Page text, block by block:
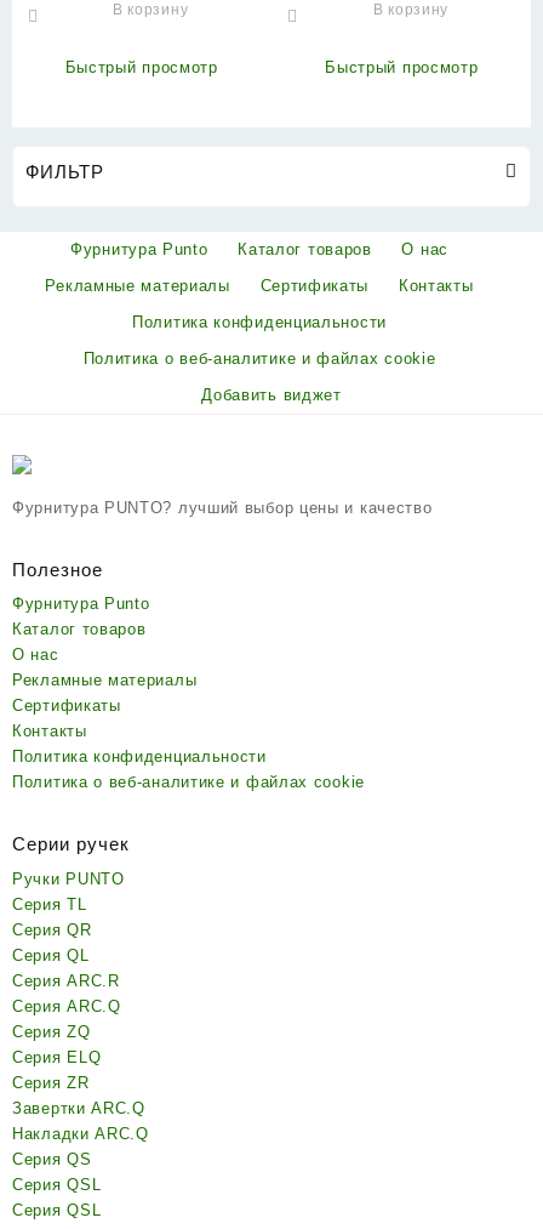
В корзину
Быстрый просмотр
золото
В корзину
Быстрый просмотр
ФИЛЬТР
Фурнитура Punto Каталог товаров
О нас
Рекламные материалы
Сертификаты
Контакты
Политика конфиденциальности
Политика о веб-аналитике и файлах cookie
Добавить виджет
Фурнитура PUNTO? лучший выбор цены и качество
Полезное
Фурнитура Punto
Каталог товаров
О нас
Рекламные материалы
Сертификаты
Контакты
Политика конфиденциальности
Политика о веб-аналитике и файлах cookie
Серии ручек
Ручки PUNTO
Серия TL
Серия QR
Серия QL
Серия ARC.R
Серия ARC.Q
Серия ZQ
Серия ELQ
Серия ZR
Завертки ARC.Q
Накладки ARC.Q
Серия QS
Серия QSL
Серия QSL